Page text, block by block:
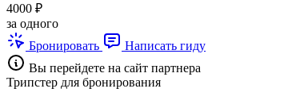
4000 ₽
за одного
Бронировать
Написать гиду
Вы перейдете на сайт партнера
Трипстер для бронирования